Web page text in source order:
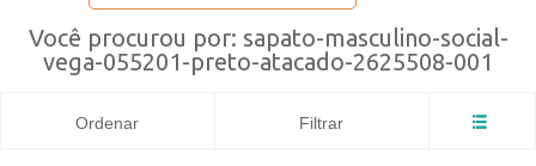
Você procurou por: sapato-masculino-social-
vega-055201-preto-atacado-2625508-001
Ordenar Filtrar